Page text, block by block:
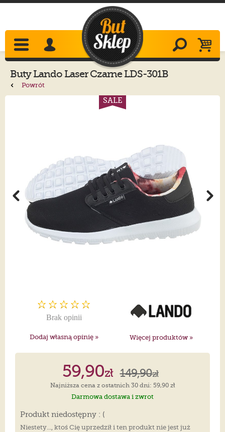
ButyLando Laser Czarne LDS-301B
Powrót
SALE
Brak opinii
Dodaj własną opinię » Więcej produktów »
59,90zł 149,90zł
Najniższa cena z ostatnich 30 dni: 59,90 zł
Darmowa dostawa i zwrot
Produkt niedostępny : (
Niestety..., ktoś Cię uprzedził i ten produkt nie jest już